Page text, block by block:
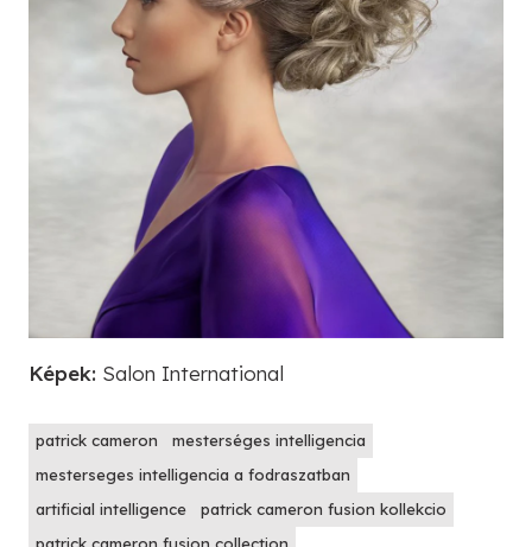
Képek: Salon International
patrick cameron
mesterséges intelligencia
mesterseges intelligencia a fodraszatban
artificial intelligence
patrick cameron fusion kollekcio